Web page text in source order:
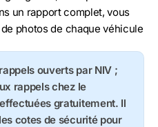
un rapport complet, vous
photos de chaque véhicule
ouverts par NIV ;
rappels chez le
gratuitement. Il
cotes de sécurité pour